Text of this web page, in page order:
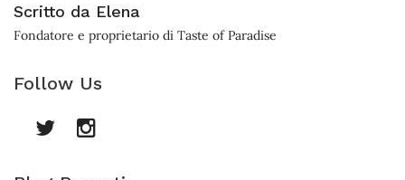
Scritto da Elena
Fondatore e proprietario di Taste of Paradise
Follow Us